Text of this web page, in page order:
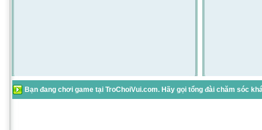
Bạn đang chơi game tại TroChoiVui.com. Hãy gọi tổng đài chăm sóc